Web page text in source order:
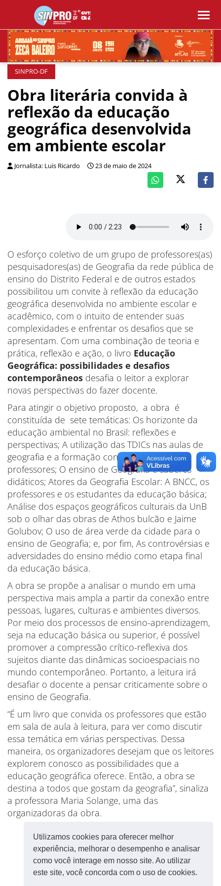
Utilizamos cookies para oferecer melhor
experiência, melhorar o desempenho e analisar
como você interage em nosso site. Ao utilizar
este site, você concorda com o uso de cookies.
SINPRO-DF
Obra literária convida à
reflexão da educação
geográfica desenvolvida
em ambiente escolar
Jornalista: Luis Ricardo 23 de maio de 2024
O esforço coletivo de um grupo de professores(as)
pesquisadores(as) de Geografia da rede pública de
ensino do Distrito Federal e de outros estados
possibilitou um convite à reflexão da educação
geográfica desenvolvida no ambiente escolar e
acadêmico, com o intuito de entender suas
complexidades e enfrentar os desafios que se
apresentam. Com uma combinação de teoria e
prática, reflexão e ação, o livro Educação
Geográfica: possibilidades e desafios
contemporâneos desafia o leitor a explorar
novas perspectivas do fazer docente.
Para atingir o objetivo proposto, a obra é
constituída de sete temáticas: Os horizonte da
educação ambiental no Brasil: reflexões e
perspectivas; A utilização das TDICs nas aulas de
geografia e a formação continuada de
professores; O ensino de Geografia e saberes
didáticos; Atores da Geografia Escolar: A BNCC, os
professores e os estudantes da educação básica;
Análise dos espaços geográficos culturais da UnB
sob o olhar das obras de Athos bulcão e Jaime
Golubov; O uso de área verde da cidade para o
ensino de Geografia; e, por fim, As controvérsias e
adversidades do ensino médio como etapa final
da educação básica.
A obra se propõe a analisar o mundo em uma
perspectiva mais ampla a partir da conexão entre
pessoas, lugares, culturas e ambientes diversos.
Por meio dos processos de ensino-aprendizagem,
seja na educação básica ou superior, é possível
promover a compressão crítico-reflexiva dos
sujeitos diante das dinâmicas socioespaciais no
mundo contemporâneo. Portanto, a leitura irá
desafiar o docente a pensar criticamente sobre o
ensino de Geografia.
“É um livro que convida os professores que estão
em sala de aula à leitura, para ver como discutir
essa temática em várias perspectivas. Dessa
maneira, os organizadores desejam que os leitores
explorem conosco as possibilidades que a
educação geográfica oferece. Então, a obra se
destina a todos que gostam da geografia”, sinaliza
a professora Maria Solange, uma das
organizadoras da obra.